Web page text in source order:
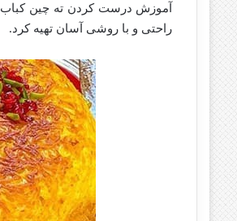
آموزش درست کردن ته چین کباب
راحتی و با روشی آسان تهیه کرد.